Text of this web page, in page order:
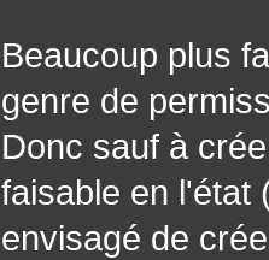
Beaucoup plus
genre de
Donc sauf à
faisable en l'état
envisagé de